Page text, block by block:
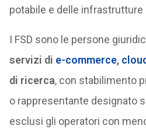
potabile e delle infrastrutture
I FSD sono le persone
servizi di e-commerce,
di ricerca, con stabilimento
o rappresentante designato
esclusi gli operatori con